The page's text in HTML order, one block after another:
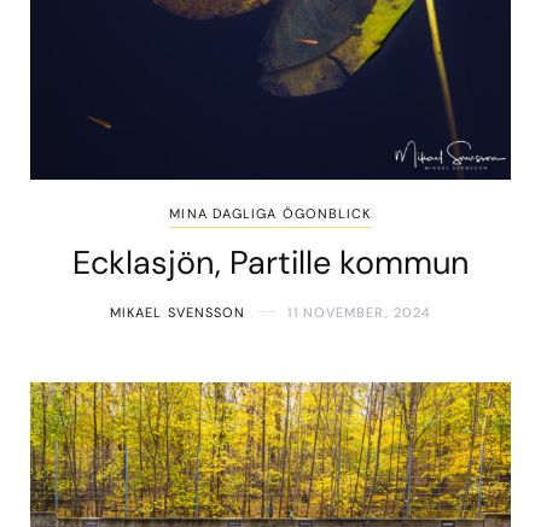
MINA DAGLIGA ÖGONBLICK
Ecklasjön, Partille kommun
MIKAEL SVENSSON 11 NOVEMBER, 2024